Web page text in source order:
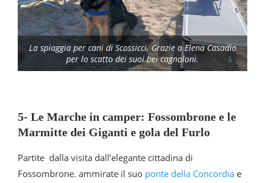
La spiaggia per cani di Scossicci. Grazie a Elena Casadio
per lo scatto dei suoi bei cagnoloni.
5- Le Marche in camper: Fossombrone e le
Marmitte dei Giganti e gola del Furlo
Partite dalla visita dall’elegante cittadina di
Fossombrone. ammirate il suo ponte della Concordia e